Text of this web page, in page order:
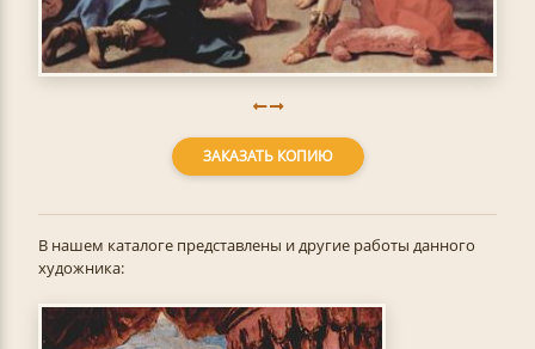
ЗАКАЗАТЬ КОПИЮ
В нашем каталоге представлены и другие работы данного
художника: